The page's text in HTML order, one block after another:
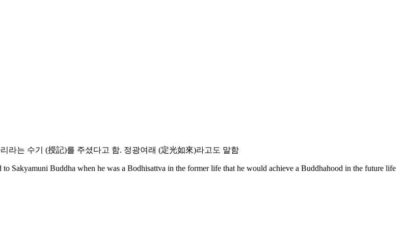
라는 수기 (授記)를 주셨다고 함. 정광여래 (定光如來)라고도 말함
Sakyamuni Buddha when he was a Bodhisattva in the former life that he would achieve a Buddhahood in the future life